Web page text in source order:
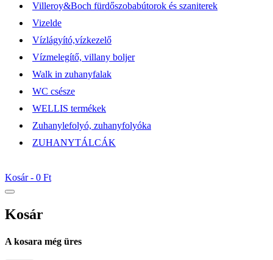
Villeroy&Boch fürdőszobabútorok és szaniterek
Vizelde
Vízlágyító,vízkezelő
Vízmelegítő, villany boljer
Walk in zuhanyfalak
WC csésze
WELLIS termékek
Zuhanylefolyó, zuhanyfolyóka
ZUHANYTÁLCÁK
Kosár - 0 Ft
Kosár
A kosara még üres